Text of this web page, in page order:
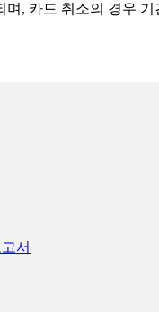
, 카드 취소의 경우
서